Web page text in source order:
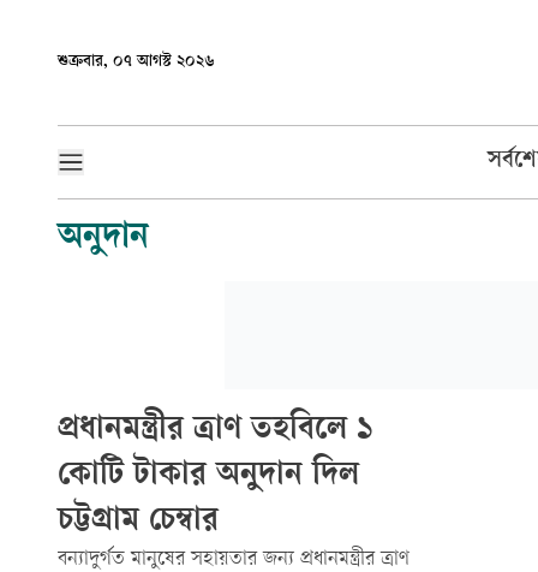
শুক্রবার, ০৭ আগস্ট ২০২৬
অনুদান
প্রধানমন্ত্রীর ত্রাণ তহবিলে ১
কোটি টাকার অনুদান দিল
চট্টগ্রাম চেম্বার
বন্যাদুর্গত মানুষের সহায়তার জন্য প্রধানমন্ত্রীর ত্রাণ